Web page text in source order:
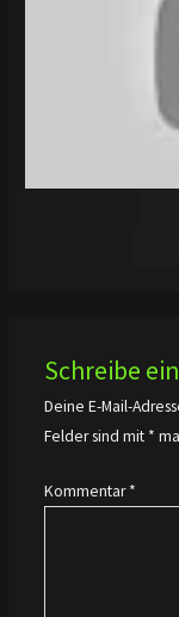
Schreibe
Deine E-Mail-
Felder sind mit *
Kommentar*